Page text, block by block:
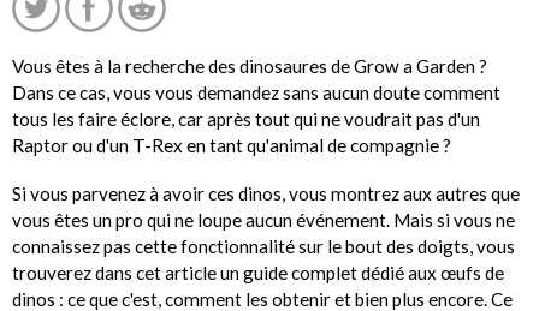
Vous êtes à la recherche des dinosaures de Grow a Garden ?
Dans ce cas, vous vous demandez sans aucun doute comment
tous les faire éclore, car après tout qui ne voudrait pas d'un
Raptor ou d'un T-Rex en tant qu'animal de compagnie ?
Si vous parvenez à avoir ces dinos, vous montrez aux autres que
vous êtes un pro qui ne loupe aucun événement. Mais si vous ne
connaissez pas cette fonctionnalité sur le bout des doigts, vous
trouverez dans cet article un guide complet dédié aux œufs de
dinos : ce que c'est, comment les obtenir et bien plus encore. Ce